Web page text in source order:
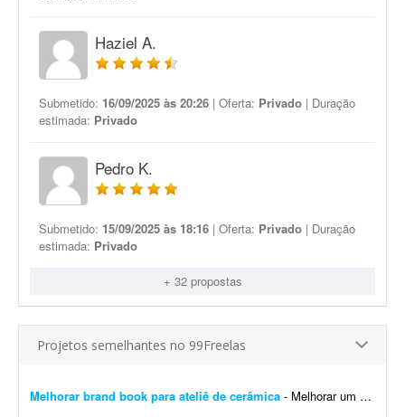
Haziel A.
Submetido: 16/09/2025 às 20:26 | Oferta: Privado | Duração
estimada: Privado
Pedro K.
Submetido: 15/09/2025 às 18:16 | Oferta: Privado | Duração
estimada: Privado
+ 32 propostas
Projetos semelhantes no 99Freelas
Melhorar brand book para ateliê de cerâmica - Melhorar um brand book existente para um ateliê de cerâmica, além de toda a parte de papelaria; por exemplo: - Essência da marca - Propósito - Missão - Vis&a...